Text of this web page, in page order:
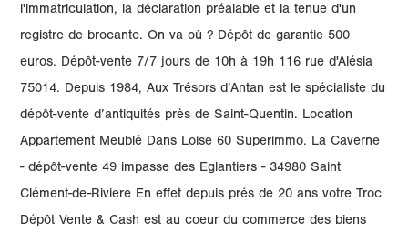
l'immatriculation, la déclaration préalable et la tenue d'un
registre de brocante. On va où ? Dépôt de garantie 500
euros. Dépôt-vente 7/7 jours de 10h à 19h 116 rue d'Alésia
75014. Depuis 1984, Aux Trésors d’Antan est le spécialiste du
dépôt-vente d’antiquités près de Saint-Quentin. Location
Appartement Meublé Dans Loise 60 Superimmo. La Caverne
- dépôt-vente 49 impasse des Eglantiers - 34980 Saint
Clément-de-Riviere En effet depuis prés de 20 ans votre Troc
Dépôt Vente & Cash est au coeur du commerce des biens